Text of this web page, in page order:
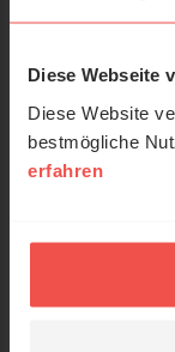
Diese Webseite
Diese Website
bestmögliche
erfahren